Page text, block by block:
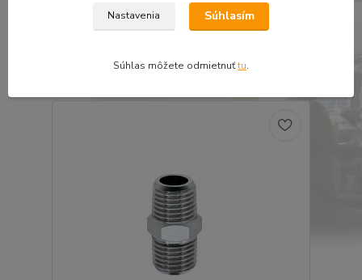
Redukcia 2 x 1/4
1,22 €
Pridať do košíka
Nastavenia Súhlasím
Súhlas môžete odmietnuťtu.